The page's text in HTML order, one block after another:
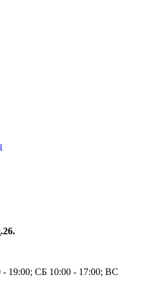
19:00; СБ 10:00 - 17:00; ВС